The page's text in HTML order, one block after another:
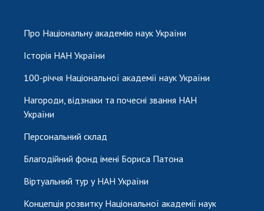
Про Національну академію наук України
Історія НАН України
100-річчя Національної академії наук України
Нагороди, відзнаки та почесні звання НАН
України
Персональний склад
Благодійний фонд імені Бориса Патона
Віртуальний тур у НАН України
Концепція розвитку Національної академії наук